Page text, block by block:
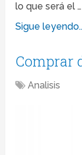
lo que será el …
Sigue
Comprar
Analisis